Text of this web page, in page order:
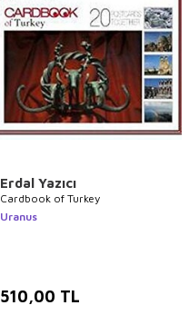
Erdal Yazıcı
Cardbook of Turkey
Uranus
510,00 TL